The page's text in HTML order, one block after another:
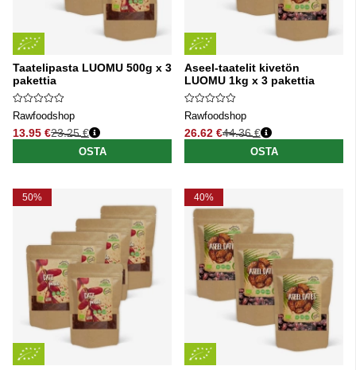
Taatelipasta LUOMU 500g x 3
pakettia
Rawfoodshop
13.95 €
Normaali hinta
23.25 €
OSTA
Aseel-taatelit kivetön
LUOMU 1kg x 3 pakettia
Rawfoodshop
26.62 €
Normaali hinta
44.36 €
OSTA
50% 40%